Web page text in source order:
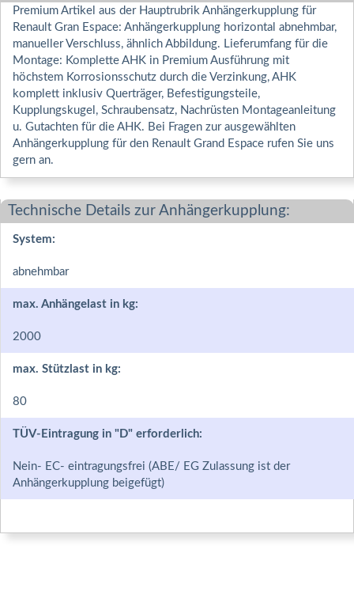
Premium Artikel aus der Hauptrubrik Anhängerkupplung für
Renault Gran Espace: Anhängerkupplung horizontal abnehmbar,
manueller Verschluss, ähnlich Abbildung. Lieferumfang für die
Montage: Komplette AHK in Premium Ausführung mit
höchstem Korrosionsschutz durch die Verzinkung, AHK
komplett inklusiv Querträger, Befestigungsteile,
Kupplungskugel, Schraubensatz, Nachrüsten Montageanleitung
u. Gutachten für die AHK. Bei Fragen zur ausgewählten
Anhängerkupplung für den Renault Grand Espace rufen Sie uns
gern an.
Technische Details zur Anhängerkupplung:
System:
abnehmbar
max. Anhängelast in kg:
2000
max. Stützlast in kg:
80
TÜV-Eintragung in "D" erforderlich:
Nein- EC- eintragungsfrei (ABE/ EG Zulassung ist der
Anhängerkupplung beigefügt)